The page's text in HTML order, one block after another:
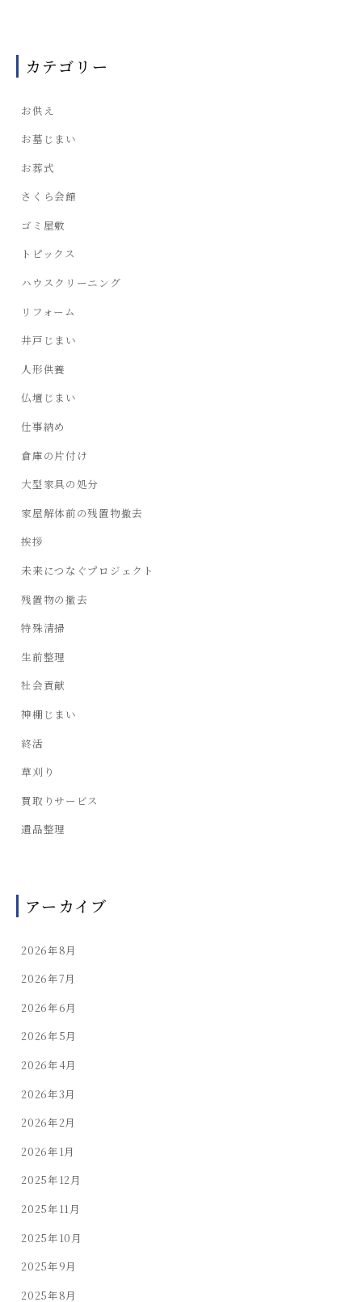
カテゴリー
お供え
お墓じまい
お葬式
さくら会館
ゴミ屋敷
トピックス
ハウスクリーニング
リフォーム
井戸じまい
人形供養
仏壇じまい
仕事納め
倉庫の片付け
大型家具の処分
家屋解体前の残置物撤去
挨拶
未来につなぐプロジェクト
残置物の撤去
特殊清掃
生前整理
社会貢献
神棚じまい
終活
草刈り
買取りサービス
遺品整理
アーカイブ
2026年8月
2026年7月
2026年6月
2026年5月
2026年4月
2026年3月
2026年2月
2026年1月
2025年12月
2025年11月
2025年10月
2025年9月
2025年8月